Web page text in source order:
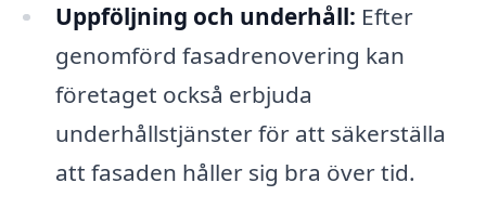
Uppföljning och underhåll: Efter
genomförd fasadrenovering kan
företaget också erbjuda
underhållstjänster för att säkerställa
att fasaden håller sig bra över tid.